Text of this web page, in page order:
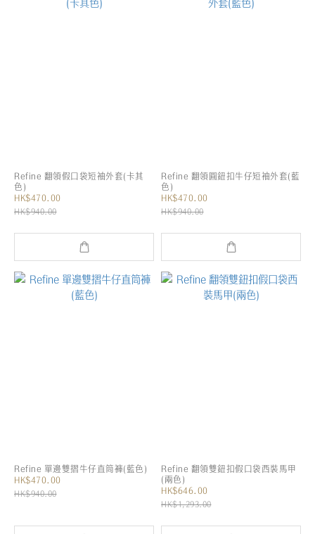
Refine 翻領假口袋短袖外套(卡其
色)
HK$470.00
HK$940.00
Refine 翻領圓鈕扣牛仔短袖外套(藍
色)
HK$470.00
HK$940.00
Refine 單邊雙摺牛仔直筒褲(藍色)
HK$470.00
HK$940.00
Refine 翻領雙鈕扣假口袋西裝馬甲
(兩色)
HK$646.00
HK$1,293.00